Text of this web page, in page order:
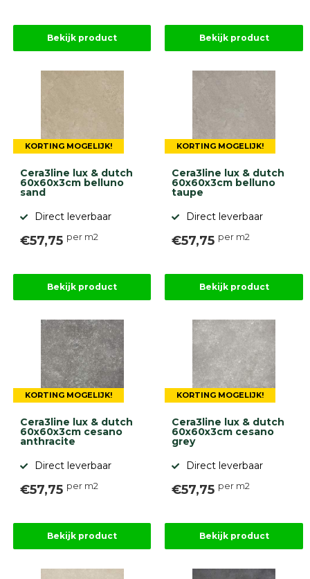
Bekijk product Bekijk product
KORTING MOGELIJK!
Cera3line lux & dutch
60x60x3cm belluno
sand
Direct leverbaar
€57,75 per m2
Bekijk product
KORTING MOGELIJK!
Cera3line lux & dutch
60x60x3cm belluno
taupe
Direct leverbaar
€57,75 per m2
Bekijk product
KORTING MOGELIJK!
Cera3line lux & dutch
60x60x3cm cesano
anthracite
Direct leverbaar
€57,75 per m2
Bekijk product
KORTING MOGELIJK!
Cera3line lux & dutch
60x60x3cm cesano
grey
Direct leverbaar
€57,75 per m2
Bekijk product